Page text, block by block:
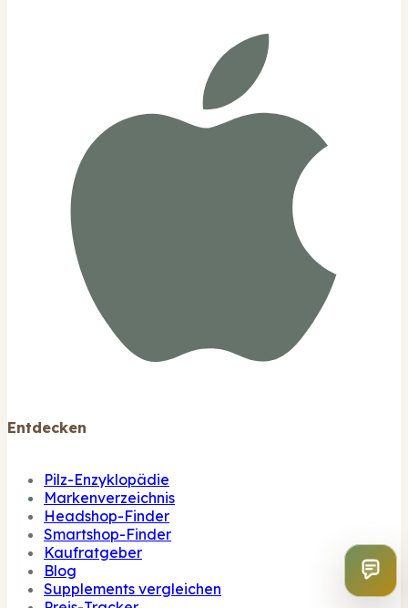
Entdecken
Pilz-Enzyklopädie
Markenverzeichnis
Headshop-Finder
Smartshop-Finder
Kaufratgeber
Blog
Supplements vergleichen